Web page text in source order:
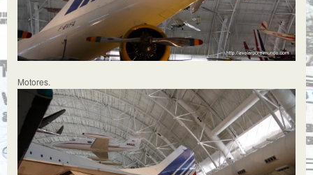
Motores.